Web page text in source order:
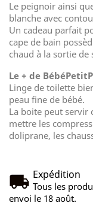
Le peignoir ainsi
blanche avec
Un cadeau parfait
cape de bain
chaud à la sortie de
Le + de
Linge de toilette
peau fine de bébé.
La boite peut
mettre les
doliprane, les
Expédition
Tous les
envoi le 18 août.